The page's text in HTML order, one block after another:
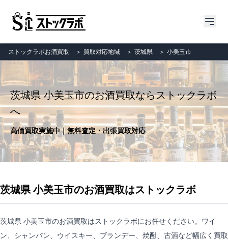
ストックラボお酒買取 ＞ 買取対応地域 ＞ 茨城県 ＞ 小美玉市
茨城県 小美玉市のお酒買取ならストックラボ
へ
高価買取実施中｜無料査定・出張買取対応
茨城県 小美玉市のお酒買取はストックラボ
茨城県 小美玉市のお酒買取はストックラボにお任せください。ワイ
ン、シャンパン、ウイスキー、ブランデー、焼酎、古酒など幅広く買取